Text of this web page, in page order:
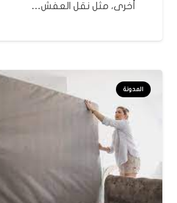
أخرى، مثل نقل العفش…
المدونة